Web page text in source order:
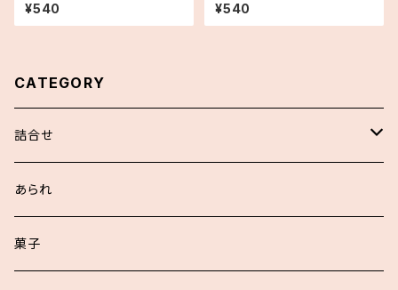
¥540 ¥540
CATEGORY
詰合せ
浮世あられ詰合せ
お好詰合せ
あられ
菓子